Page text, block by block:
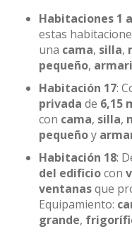
Habitaciones 1
estas
una cama, silla,
pequeño,
Habitación 17:
privada de 6,15
con cama, silla,
pequeñoy
Habitación 18:
del edificiocon
ventanasque
Equipamiento:
grande,